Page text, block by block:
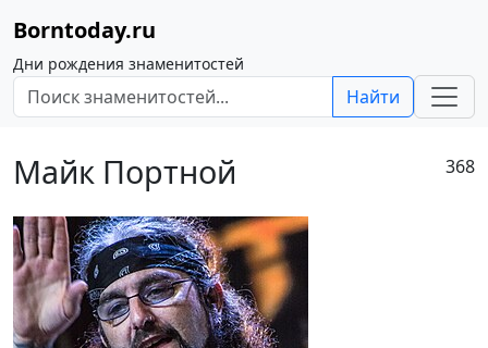
Borntoday.ru
Дни рождения знаменитостей
Найти
Майк Портной 368